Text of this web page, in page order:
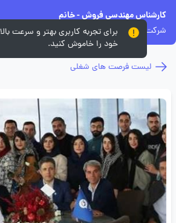
کارشناس مهندسی فروش - خانم
شرکت مهندسی شبکه گستران آریاسامانه - نواتل
لیست فرصت های شغلی
خود را خاموش کنید.